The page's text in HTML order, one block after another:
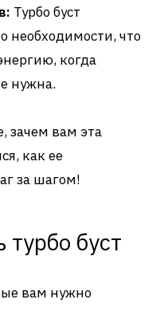
Турбо буст
необходимости, что
когда
нужна.
зачем вам эта
как ее
за шагом!
турбо буст
вам нужно